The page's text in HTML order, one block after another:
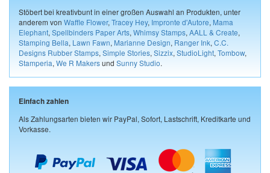
Stöbert bei kreativbunt in einer großen Auswahl an Produkten, unter
anderem von Waffle Flower, Tracey Hey, Impronte d'Autore, Mama
Elephant, Spellbinders Paper Arts, Whimsy Stamps, AALL & Create,
Stamping Bella, Lawn Fawn, Marianne Design, Ranger Ink, C.C.
Designs Rubber Stamps, Simple Stories, Sizzix, StudioLight, Tombow,
Stamperia, We R Makersund Sunny Studio.
Einfach zahlen
Als Zahlungsarten bieten wir PayPal, Sofort, Lastschrift, Kreditkarte und
Vorkasse.